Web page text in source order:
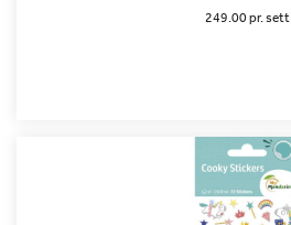
249.00 pr. sett